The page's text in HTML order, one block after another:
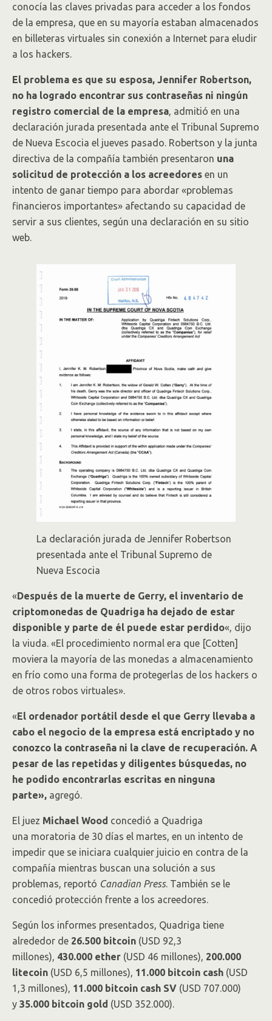
conocía las claves privadas para acceder a los fondos
de la empresa, que en su mayoría estaban almacenados
en billeteras virtuales sin conexión a Internet para eludir
a los hackers.
El problema es que su esposa, Jennifer Robertson,
no ha logrado encontrar sus contraseñas ni ningún
registro comercial de la empresa, admitió en una
declaración jurada presentada ante el Tribunal Supremo
de Nueva Escocia el jueves pasado. Robertson y la junta
directiva de la compañía también presentaron una
solicitud de protección a los acreedores en un
intento de ganar tiempo para abordar «problemas
financieros importantes» afectando su capacidad de
servir a sus clientes, según una declaración en su sitio
web.
La declaración jurada de Jennifer Robertson
presentada ante el Tribunal Supremo de
Nueva Escocia
«Después de la muerte de Gerry, el inventario de
criptomonedas de Quadriga ha dejado de estar
disponible y parte de él puede estar perdido«, dijo
la viuda. «El procedimiento normal era que [Cotten]
moviera la mayoría de las monedas a almacenamiento
en frío como una forma de protegerlas de los hackers o
de otros robos virtuales».
«El ordenador portátil desde el que Gerry llevaba a
cabo el negocio de la empresa está encriptado y no
conozco la contraseña ni la clave de recuperación. A
pesar de las repetidas y diligentes búsquedas, no
he podido encontrarlas escritas en ninguna
parte», agregó.
El juez Michael Wood concedió a Quadriga
una moratoria de 30 días el martes, en un intento de
impedir que se iniciara cualquier juicio en contra de la
compañía mientras buscan una solución a sus
problemas, reportó Canadian Press. También se le
concedió protección frente a los acreedores.
Según los informes presentados, Quadriga tiene
alrededor de 26.500 bitcoin (USD 92,3
millones), 430.000 ether (USD 46 millones), 200.000
litecoin (USD 6,5 millones), 11.000 bitcoin cash (USD
1,3 millones), 11.000 bitcoin cash SV (USD 707.000)
y 35.000 bitcoin gold (USD 352.000).